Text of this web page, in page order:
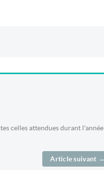
celles attendues durant l'année
Article suivant →